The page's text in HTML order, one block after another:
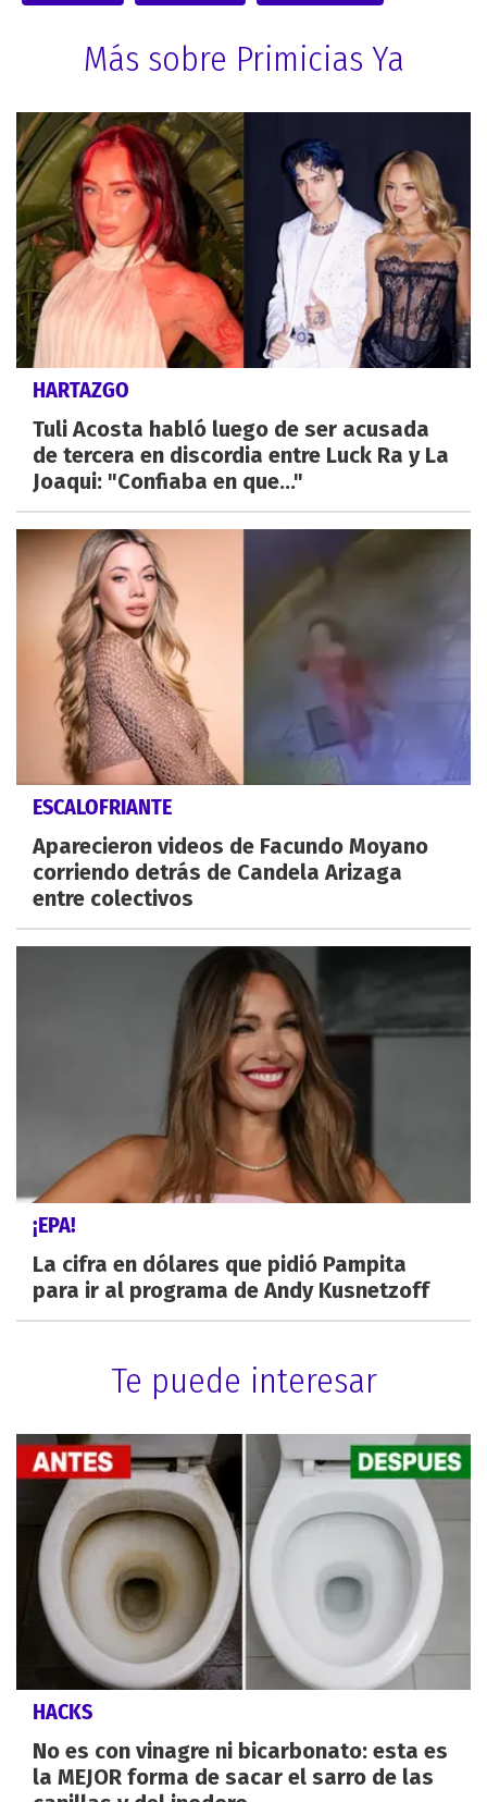
Más sobre Primicias Ya
HARTAZGO
Tuli Acosta habló luego de ser acusada
de tercera en discordia entre Luck Ra y La
Joaqui: "Confiaba en que..."
ESCALOFRIANTE
Aparecieron videos de Facundo Moyano
corriendo detrás de Candela Arizaga
entre colectivos
¡EPA!
La cifra en dólares que pidió Pampita
para ir al programa de Andy Kusnetzoff
Te puede interesar
HACKS
No es con vinagre ni bicarbonato: esta es
la MEJOR forma de sacar el sarro de las